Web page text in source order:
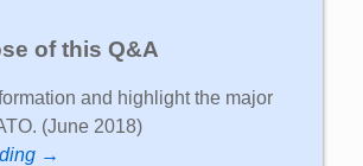
of this Q&A
and highlight the major
(June 2018)
→